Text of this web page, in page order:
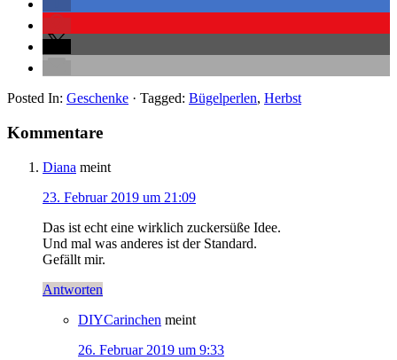
Posted In: Geschenke · Tagged: Bügelperlen, Herbst
Kommentare
Diana meint
23. Februar 2019 um 21:09
Das ist echt eine wirklich zuckersüße Idee.
Und mal was anderes ist der Standard.
Gefällt mir.
Antworten
DIYCarinchen meint
26. Februar 2019 um 9:33